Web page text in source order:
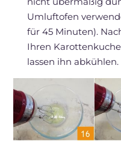
Umluftofen
für 45 Minuten).
Ihren
lassen ihn abkühlen.